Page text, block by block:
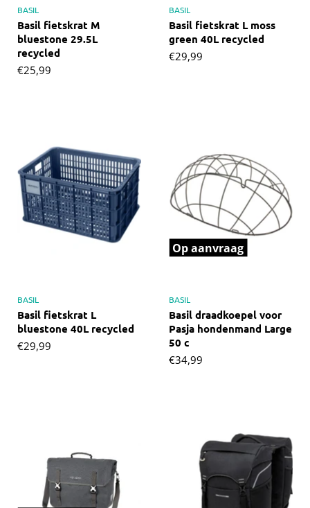
BASIL
Basil fietskrat M
bluestone 29.5L
recycled
€25,99
BASIL
Basil fietskrat L moss
green 40L recycled
€29,99
BASIL
Basil fietskrat L
bluestone 40L recycled
€29,99
Op aanvraag
BASIL
Basil draadkoepel voor
Pasja hondenmand Large
50 c
€34,99